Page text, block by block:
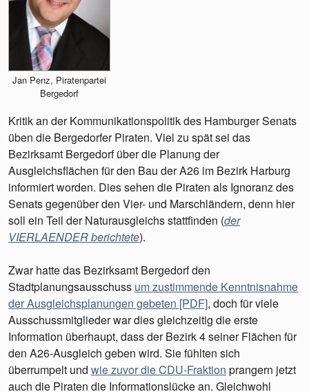
Jan Penz, Piratenpartei
Bergedorf
Kritik an der Kommunikationspolitik des Hamburger Senats
üben die Bergedorfer Piraten. Viel zu spät sei das
Bezirksamt Bergedorf über die Planung der
Ausgleichsflächen für den Bau der A26 im Bezirk Harburg
informiert worden. Dies sehen die Piraten als Ignoranz des
Senats gegenüber den Vier- und Marschländern, denn hier
soll ein Teil der Naturausgleichs stattfinden (der
VIERLAENDER berichtete).
Zwar hatte das Bezirksamt Bergedorf den
Stadtplanungsausschuss um zustimmende Kenntnisnahme
der Ausgleichsplanungen gebeten [PDF], doch für viele
Ausschussmitglieder war dies gleichzeitig die erste
Information überhaupt, dass der Bezirk 4 seiner Flächen für
den A26-Ausgleich geben wird. Sie fühlten sich
überrumpelt und wie zuvor die CDU-Fraktion prangern jetzt
auch die Piraten die Informationslücke an. Gleichwohl